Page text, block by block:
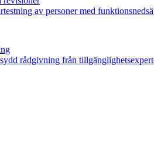
av personer med
rådgivning från